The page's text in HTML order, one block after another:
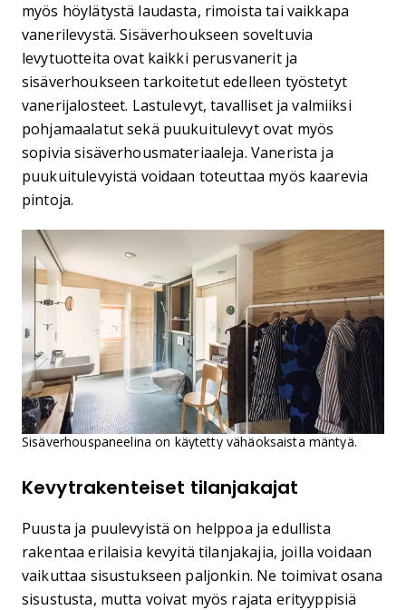
myös höylätystä laudasta, rimoista tai vaikkapa
vanerilevystä. Sisäverhoukseen soveltuvia
levytuotteita ovat kaikki perusvanerit ja
sisäverhoukseen tarkoitetut edelleen työstetyt
vanerijalosteet. Lastulevyt, tavalliset ja valmiiksi
pohjamaalatut sekä puukuitulevyt ovat myös
sopivia sisäverhousmateriaaleja. Vanerista ja
puukuitulevyistä voidaan toteuttaa myös kaarevia
pintoja.
Sisäverhouspaneelina on käytetty vähäoksaista mäntyä.
Kevytrakenteiset tilanjakajat
Puusta ja puulevyistä on helppoa ja edullista
rakentaa erilaisia kevyitä tilanjakajia, joilla voidaan
vaikuttaa sisustukseen paljonkin. Ne toimivat osana
sisustusta, mutta voivat myös rajata erityyppisiä